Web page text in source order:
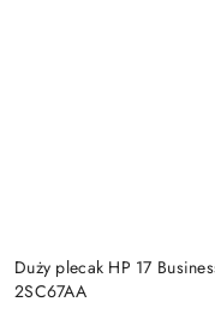
Duży plecak HP 17
2SC67AA